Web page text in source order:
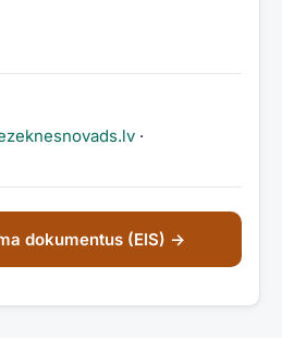
·
dokumentus (EIS) →